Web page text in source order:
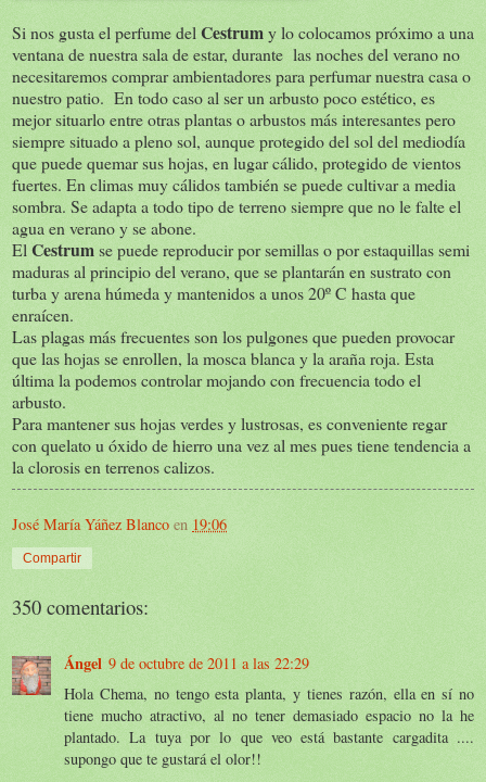
Si nos gusta el perfume del Cestrumy lo colocamos próximo a una
ventana de nuestra sala de estar, durante las noches del verano no
necesitaremos comprar ambientadores para perfumar nuestra casa o
nuestro patio. En todo caso al ser un arbusto poco estético, es
mejor situarlo entre otras plantas o arbustos más interesantes pero
siempre situado a pleno sol, aunque protegido del sol del mediodía
que puede quemar sus hojas, en lugar cálido, protegido de vientos
fuertes. En climas muy cálidos también se puede cultivar a media
sombra. Se adapta a todo tipo de terreno siempre que no le falte el
agua en verano y se abone.
El Cestrumse puede reproducir por semillas o por estaquillas semi
maduras al principio del verano, que se plantarán en sustrato con
turba y arena húmeda y mantenidos a unos 20º C hasta que
enraícen.
Las plagas más frecuentes son los pulgones que pueden provocar
que las hojas se enrollen, la mosca blanca y la araña roja. Esta
última la podemos controlar mojando con frecuencia todo el
arbusto.
Para mantener sus hojas verdes y lustrosas, es conveniente regar
con quelato u óxido de hierro una vez al mes pues tiene tendencia a
la clorosis en terrenos calizos.
José María Yáñez Blanco en 19:06
Compartir
350 comentarios:
Ángel 9 de octubre de 2011 a las 22:29
Hola Chema, no tengo esta planta, y tienes razón, ella en sí no
tiene mucho atractivo, al no tener demasiado espacio no la he
plantado. La tuya por lo que veo está bastante cargadita ....
supongo que te gustará el olor!!